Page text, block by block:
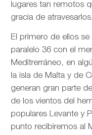
lugares tan remotos
gracia de atravesarlos.
El primero de ellos
paralelo 36 con el
Meditrerráneo, en
la isla de Malta y de
generan gran parte
de los vientos del
populares Levante y
punto recibiremos al